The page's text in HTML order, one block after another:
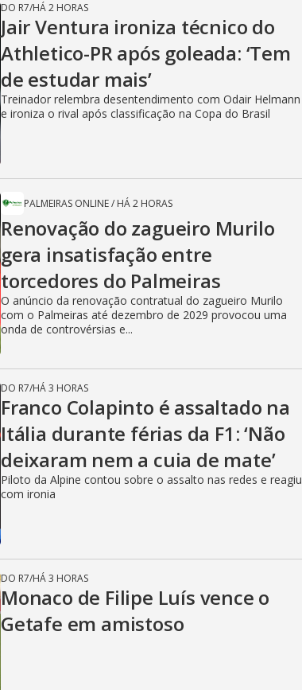
DO R7/HÁ 2 HORAS
Jair Ventura ironiza técnico do
Athletico-PR após goleada: ‘Tem
de estudar mais’
Treinador relembra desentendimento com Odair Helmann
e ironiza o rival após classificação na Copa do Brasil
PALMEIRAS ONLINE/ HÁ 2 HORAS
Renovação do zagueiro Murilo
gera insatisfação entre
torcedores do Palmeiras
O anúncio da renovação contratual do zagueiro Murilo
com o Palmeiras até dezembro de 2029 provocou uma
onda de controvérsias e...
DO R7/HÁ 3 HORAS
Franco Colapinto é assaltado na
Itália durante férias da F1: ‘Não
deixaram nem a cuia de mate’
Piloto da Alpine contou sobre o assalto nas redes e reagiu
com ironia
DO R7/HÁ 3 HORAS
Monaco de Filipe Luís vence o
Getafe em amistoso